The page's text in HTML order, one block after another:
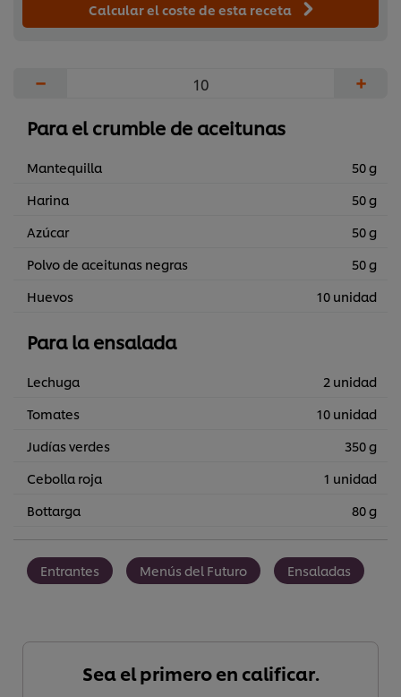
Calcular el coste de esta receta
− +
Para el crumble de aceitunas
Mantequilla
50 g
Harina
50 g
Azúcar
50 g
Polvo de aceitunas negras
50 g
Huevos
10 unidad
Para la ensalada
Lechuga
2 unidad
Tomates
10 unidad
Judías verdes
350 g
Cebolla roja
1 unidad
Bottarga
80 g
Entrantes Menús del Futuro Ensaladas
Sea el primero en calificar.